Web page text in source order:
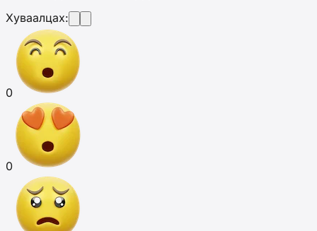
Хуваалцах:
0
0